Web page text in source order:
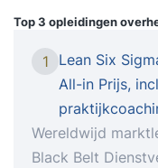
Top 3 opleidingen
1
Lean Six
All-in Prijs,
Wereldwijd
Black Belt